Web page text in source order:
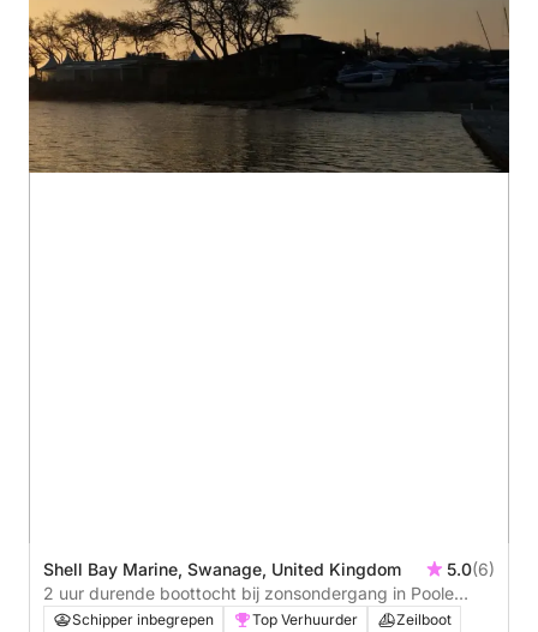
Shell Bay Marine, Swanage, United Kingdom 5.0(6)
2 uur durende boottocht bij zonsondergang in Poole
Harbour
Schipper inbegrepen Top Verhuurder
Zeilboot